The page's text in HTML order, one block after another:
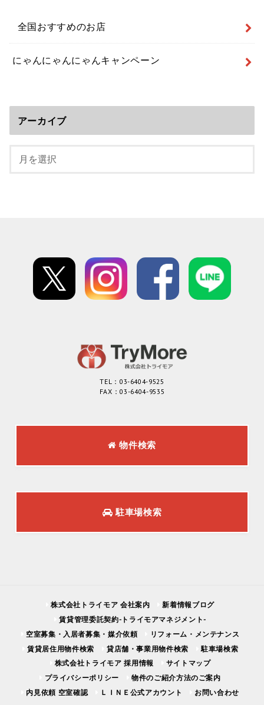
全国おすすめのお店
にゃんにゃんにゃんキャンペーン
アーカイブ
TEL：03-6404-9525
FAX：03-6404-9535
物件検索
駐車場検索
株式会社トライモア 会社案内
新着情報ブログ
賃貸管理委託契約-トライモアマネジメント-
空室募集・入居者募集・媒介依頼
リフォーム・メンテナンス
賃貸居住用物件検索
貸店舗・事業用物件検索
駐車場検索
株式会社トライモア 採用情報
サイトマップ
プライバシーポリシー
物件のご紹介方法のご案内
内見依頼 空室確認
ＬＩＮＥ公式アカウント お問い合わせ